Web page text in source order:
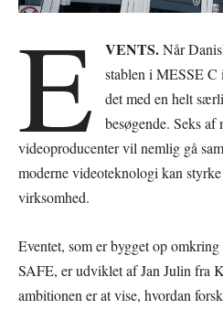
E VENTS.Når
stablen i MESSE
det med en helt
besøgende. Seks af
videoproducenter vil nemlig gå
moderne videoteknologi kan
virksomhed.
Eventet, som er bygget op
SAFE, er udviklet af Jan Julin fra
ambitionen er at vise, hvordan